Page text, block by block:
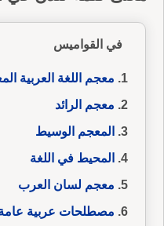
في القواميس
معجم اللغة العربية
معجم الرائد
المعجم الوسيط
المحيط في اللغة
معجم لسان العرب
مصطلحات عربية